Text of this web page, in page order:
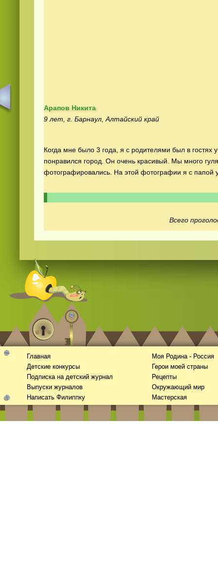
Арапов Никита
9 лет, г. Барнаул, Алтайский край
Когда мне было 3 года, я с родителями был в гостях
понравился город. Он очень красивый. Мы много
фотографировались. На этой фотографии я с папой
Всего
Главная
Детские конкурсы
Подписка на детский журнал
Выпуски журналов
Написать Филиппку
Моя Родина - Россия
Герои моей страны
Рецепты
Окружающий мир
Мастерская